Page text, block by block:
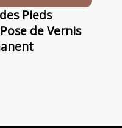
Pieds
de Vernis